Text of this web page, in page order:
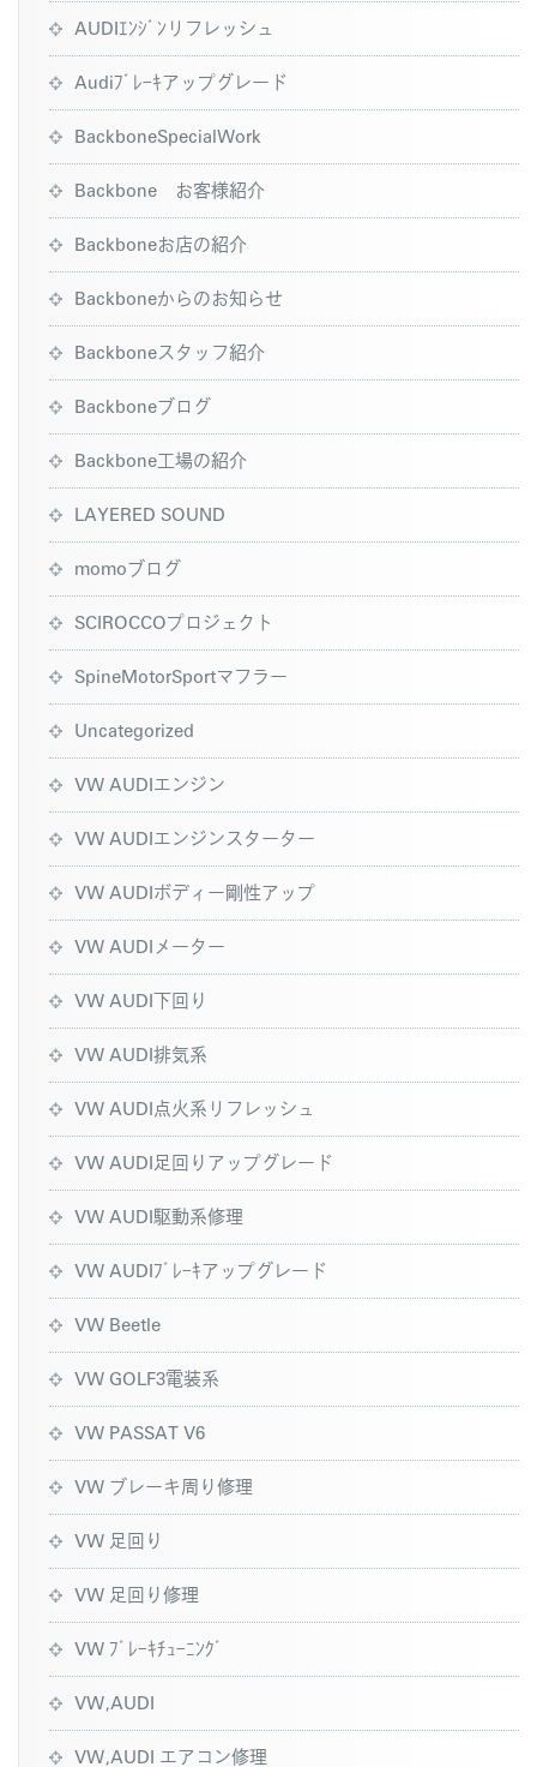
AUDIｴﾝｼﾞﾝリフレッシュ
Audiﾌﾞﾚｰｷアップグレード
BackboneSpecialWork
Backbone お客様紹介
Backboneお店の紹介
Backboneからのお知らせ
Backboneスタッフ紹介
Backboneブログ
Backbone工場の紹介
LAYERED SOUND
momoブログ
SCIROCCOプロジェクト
SpineMotorSportマフラー
Uncategorized
VW AUDIエンジン
VW AUDIエンジンスターター
VW AUDIボディー剛性アップ
VW AUDIメーター
VW AUDI下回り
VW AUDI排気系
VW AUDI点火系リフレッシュ
VW AUDI足回りアップグレード
VW AUDI駆動系修理
VW AUDIﾌﾞﾚｰｷアップグレード
VW Beetle
VW GOLF3電装系
VW PASSAT V6
VW ブレーキ周り修理
VW 足回り
VW 足回り修理
VW ﾌﾞﾚｰｷﾁｭｰﾆﾝｸﾞ
VW,AUDI
VW,AUDI エアコン修理